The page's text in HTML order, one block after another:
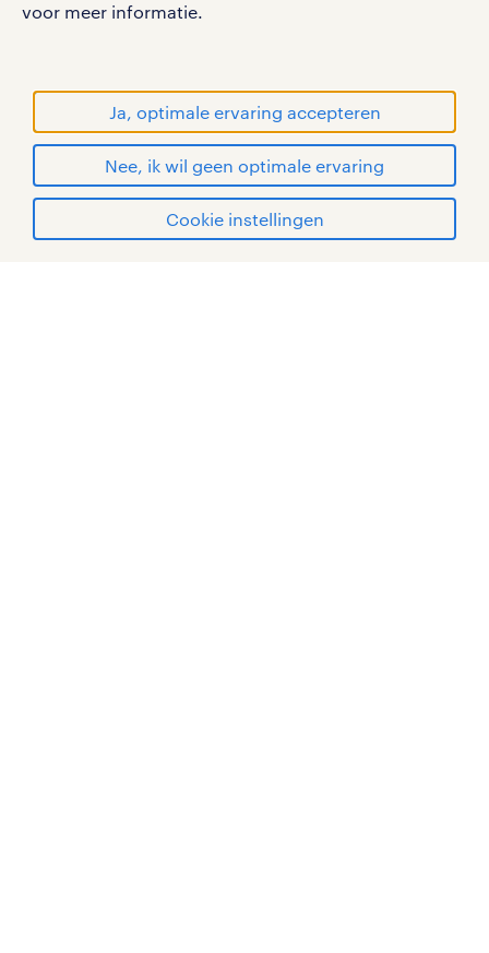
voor meer informatie.
Ja, optimale ervaring accepteren
Nee, ik wil geen optimale ervaring
Cookie instellingen
handelsmerken van Randstad N.V.
© Randstad 2026